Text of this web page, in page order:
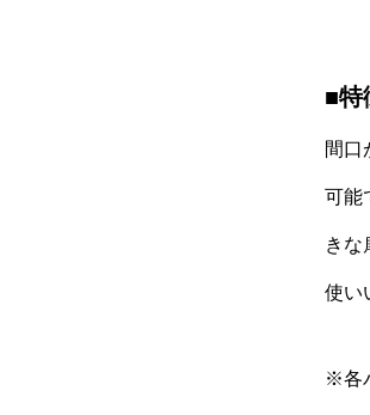
■特
間口
可能
きな
使い
※各